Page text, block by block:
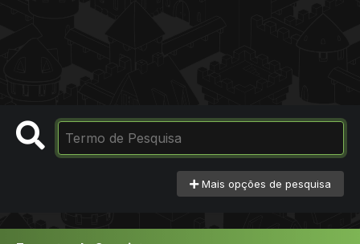
Mais opções de pesquisa